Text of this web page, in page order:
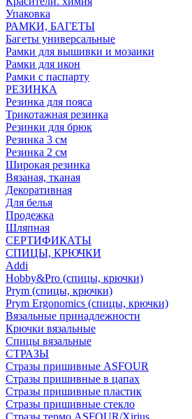
Упаковка
РАМКИ, БАГЕТЫ
Багеты универсальные
Рамки для вышивки и мозаики
Рамки для икон
Рамки с паспарту
РЕЗИНКА
Резинка для пояса
Трикотажная резинка
Резинки для брюк
Резинка 3 см
Резинка 2 см
Широкая резинка
Вязаная, тканая
Декоративная
Для белья
Продежка
Шляпная
СЕРТИФИКАТЫ
СПИЦЫ, КРЮЧКИ
Addi
Hobby&Pro (спицы, крючки)
Prym (спицы, крючки)
Prym Ergonomics (спицы, крючки)
Вязальные принадлежности
Крючки вязальные
Спицы вязальные
СТРАЗЫ
Стразы пришивные ASFOUR
Стразы пришивные в цапах
Стразы пришивные пластик
Стразы пришивные стекло
Стразы термо ASFOUR/Xirius